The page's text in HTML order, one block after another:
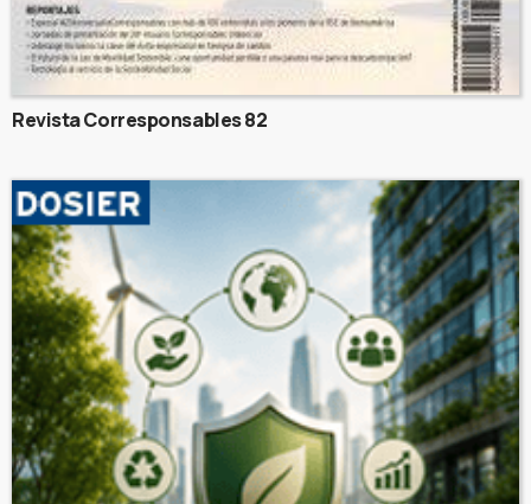
Revista Corresponsables 82